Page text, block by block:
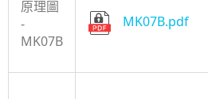
原理圖
-
MK07B
MK07B.pdf